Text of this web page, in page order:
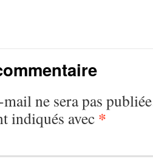
ne sera pas
indiqués avec *